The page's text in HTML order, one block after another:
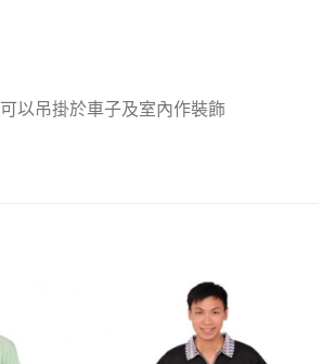
可以吊掛於車子及室內作裝飾